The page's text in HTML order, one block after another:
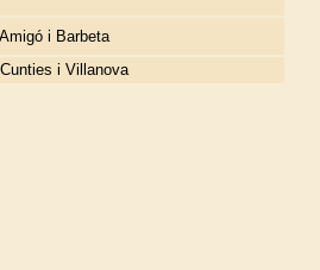
i Barbeta
i Villanova